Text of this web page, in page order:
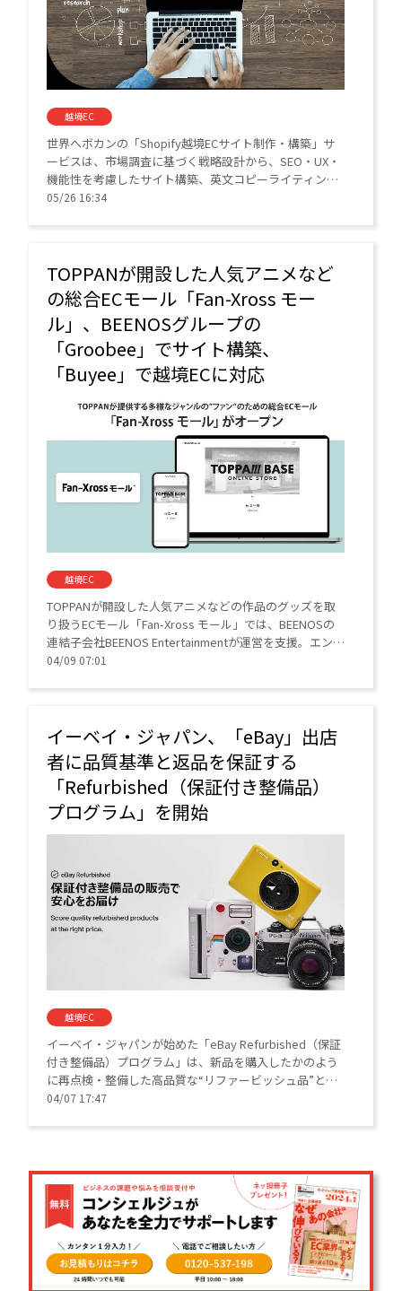
越境EC
世界へボカンの「Shopify越境ECサイト制作・構築」サ
ービスは、市場調査に基づく戦略設計から、SEO・UX・
機能性を考慮したサイト構築、英文コピーライティン
グ、公開後の集客・プロモーションまでをサポートす
05/26 16:34
TOPPANが開設した人気アニメなど
の総合ECモール「Fan-Xross モー
ル」、BEENOSグループの
「Groobee」でサイト構築、
「Buyee」で越境ECに対応
越境EC
TOPPANが開設した人気アニメなどの作品のグッズを取
り扱うECモール「Fan-Xross モール」では、BEENOSの
連結子会社BEENOS Entertainmentが運営を支援。エンタ
メ特化型ECプラットフォーム構築サービス「Groobee」
04/09 07:01
イーベイ・ジャパン、「eBay」出店
者に品質基準と返品を保証する
「Refurbished（保証付き整備品）
プログラム」を開始
越境EC
イーベイ・ジャパンが始めた「eBay Refurbished（保証
付き整備品）プログラム」は、新品を購入したかのよう
に再点検・整備した高品質な“リファービッシュ品”とし
て中古品を証明し、「eBay」に出品できるようにするプ
04/07 17:47